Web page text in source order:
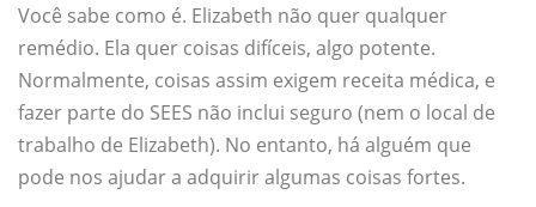
Você sabe como é. Elizabeth não quer qualquer
remédio. Ela quer coisas difíceis, algo potente.
Normalmente, coisas assim exigem receita médica, e
fazer parte do SEES não inclui seguro (nem o local de
trabalho de Elizabeth). No entanto, há alguém que
pode nos ajudar a adquirir algumas coisas fortes.